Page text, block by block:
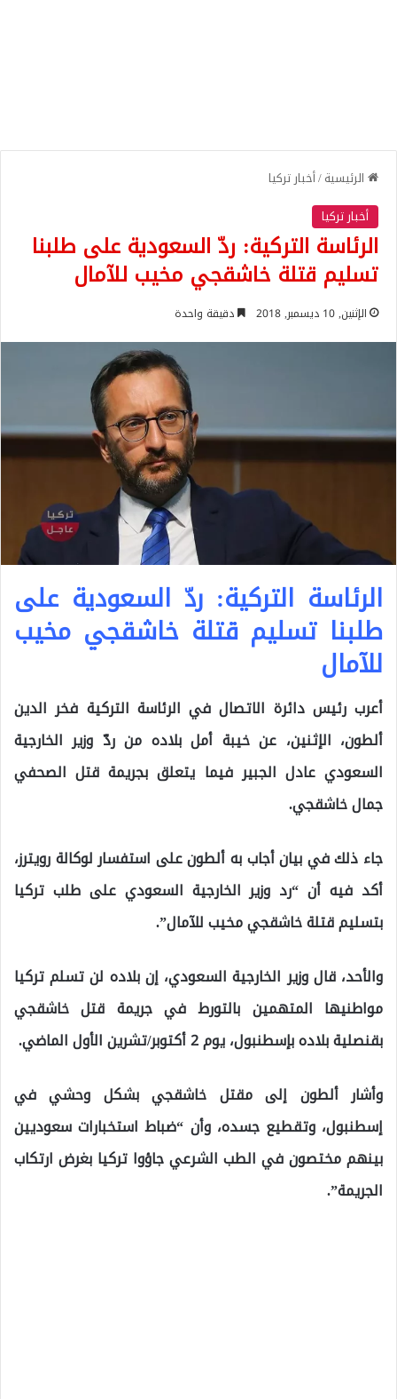
الرئيسية/أخبار تركيا
أخبار تركيا
الرئاسة التركية: ردّ السعودية على طلبنا
تسليم قتلة خاشقجي مخيب للآمال
الإثنين, 10 ديسمبر, 2018 دقيقة واحدة
الرئاسة التركية: ردّ السعودية على
طلبنا تسليم قتلة خاشقجي مخيب
للآمال
أعرب رئيس دائرة الاتصال في الرئاسة التركية فخر الدين
ألطون، الإثنين، عن خيبة أمل بلاده من ردّ وزير الخارجية
السعودي عادل الجبير فيما يتعلق بجريمة قتل الصحفي
جمال خاشقجي.
جاء ذلك في بيان أجاب به ألطون على استفسار لوكالة رويترز،
أكد فيه أن “رد وزير الخارجية السعودي على طلب تركيا
بتسليم قتلة خاشقجي مخيب للآمال”.
والأحد، قال وزير الخارجية السعودي، إن بلاده لن تسلم تركيا
مواطنيها المتهمين بالتورط في جريمة قتل خاشقجي
بقنصلية بلاده بإسطنبول، يوم 2 أكتوبر/تشرين الأول الماضي.
وأشار ألطون إلى مقتل خاشقجي بشكل وحشي في
إسطنبول، وتقطيع جسده، وأن “ضباط استخبارات سعوديين
بينهم مختصون في الطب الشرعي جاؤوا تركيا بغرض ارتكاب
الجريمة”.